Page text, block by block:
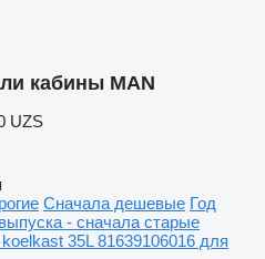
кабины MAN
UZS
Сначала дешевые Год
- сначала старые